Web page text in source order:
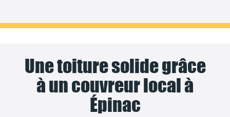
Une toiture solide grâce
à un couvreur local à
Épinac